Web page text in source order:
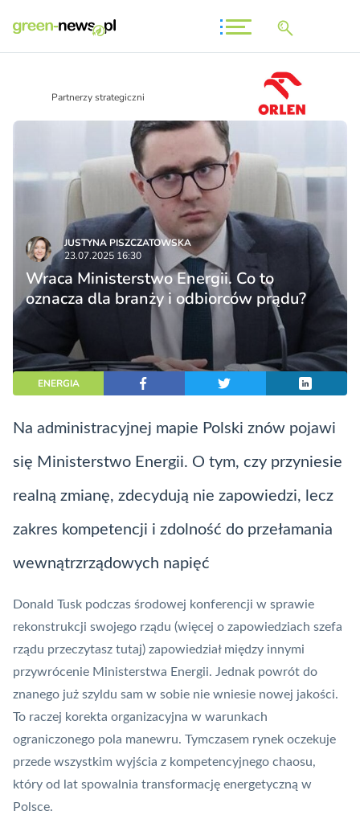
Partnerzy strategiczni
JUSTYNA PISZCZATOWSKA
23.07.2025 16:30
Wraca Ministerstwo Energii. Co to
oznacza dla branży i odbiorców prądu?
ENERGIA
Na administracyjnej mapie Polski znów pojawi
się Ministerstwo Energii. O tym, czy przyniesie
realną zmianę, zdecydują nie zapowiedzi, lecz
zakres kompetencji i zdolność do przełamania
wewnątrzrządowych napięć
Donald Tusk podczas środowej konferencji w sprawie
rekonstrukcji swojego rządu (więcej o zapowiedziach szefa
rządu przeczytasz tutaj) zapowiedział między innymi
przywrócenie Ministerstwa Energii. Jednak powrót do
znanego już szyldu sam w sobie nie wniesie nowej jakości.
To raczej korekta organizacyjna w warunkach
ograniczonego pola manewru. Tymczasem rynek oczekuje
przede wszystkim wyjścia z kompetencyjnego chaosu,
który od lat spowalnia transformację energetyczną w
Polsce.